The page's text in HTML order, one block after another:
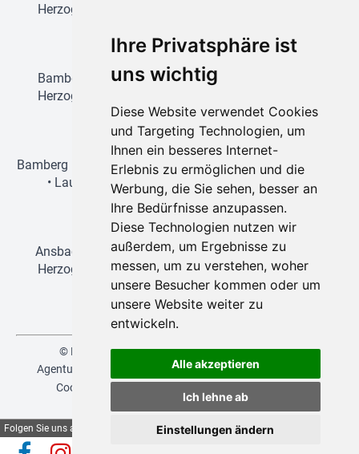
Ihre Privatsphäre ist
uns wichtig
Diese Website verwendet Cookies
und Targeting Technologien, um
Ihnen ein besseres Internet-
Erlebnis zu ermöglichen und die
Werbung, die Sie sehen, besser an
Ihre Bedürfnisse anzupassen.
Diese Technologien nutzen wir
außerdem, um Ergebnisse zu
messen, um zu verstehen, woher
unsere Besucher kommen oder um
unsere Website weiter zu
entwickeln.
Alle akzeptieren
Ich lehne ab
Einstellungen ändern
Herzogenaurach
Prag-Reisen
Bamberg Amberg•Erlangen•Forchheim
Herzogenaurach
Schwabach
Wien-Reisen
Bamberg Erlangen•Forchheim•Fürth•Herzogenaurach
• Lauf an der Pegnitz Nürnberg • Regensburg
Schwabach
Disneyland-Reisen
Ansbach Bamberg•Erlangen•Forchheim•
Herzogenaurach•Lauf an der Pegnitz•Nürnberg
Schwabach
© NEUKAM-REBA 2026 | created byvistabus.de
Agenturbereich
Versicherungsvertrag widerrufen
Cookies
deutsch,english
Folgen Sie uns auf